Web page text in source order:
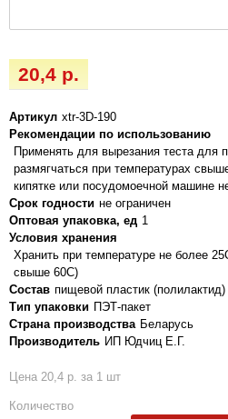
20,4 р.
Артикул xtr-3D-190
Рекомендации по использованию
Применять для вырезания теста для
размягчаться при температурах
кипятке или посудомоечной машине
Срок годности не ограничен
Оптовая упаковка, ед 1
Условия хранения
Хранить при температуре не более
свыше 60С)
Состав пищевой пластик (полилактид)
Тип упаковки ПЭТ-пакет
Страна производства Беларусь
Производитель ИП Юдчиц Е.Г.
Цена 20,4 р. за 1 шт
Количество